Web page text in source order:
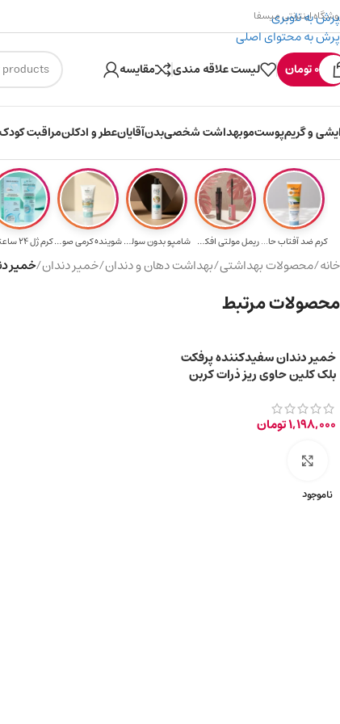
پرش به ناوبری
پرش به محتوای اصلی
ارسال رایگان برای (۳۰ هزار تومن) هدیه خرید اول
اینترنتی میسفا
0تومان لیست علاقه مندی مقایسه
و گریمپوستموبهداشت شخصیبدنآقایانعطر و ادکلنمراقبت
کرم ضد آفتاب حا... ریمل مولتی افکت... شامپو بدون سولف... شوینده کرمی صور...کرم ژل ۲۴ ساعته...
خانه/محصولات بهداشتی/بهداشت دهان و دندان/خمیر دندان/خمیر
محصولات مرتبط
خمیر دندان سفیدکننده پرفکت
بلک کلین حاوی ریز ذرات کربن
1,198,000تومان
ناموجود